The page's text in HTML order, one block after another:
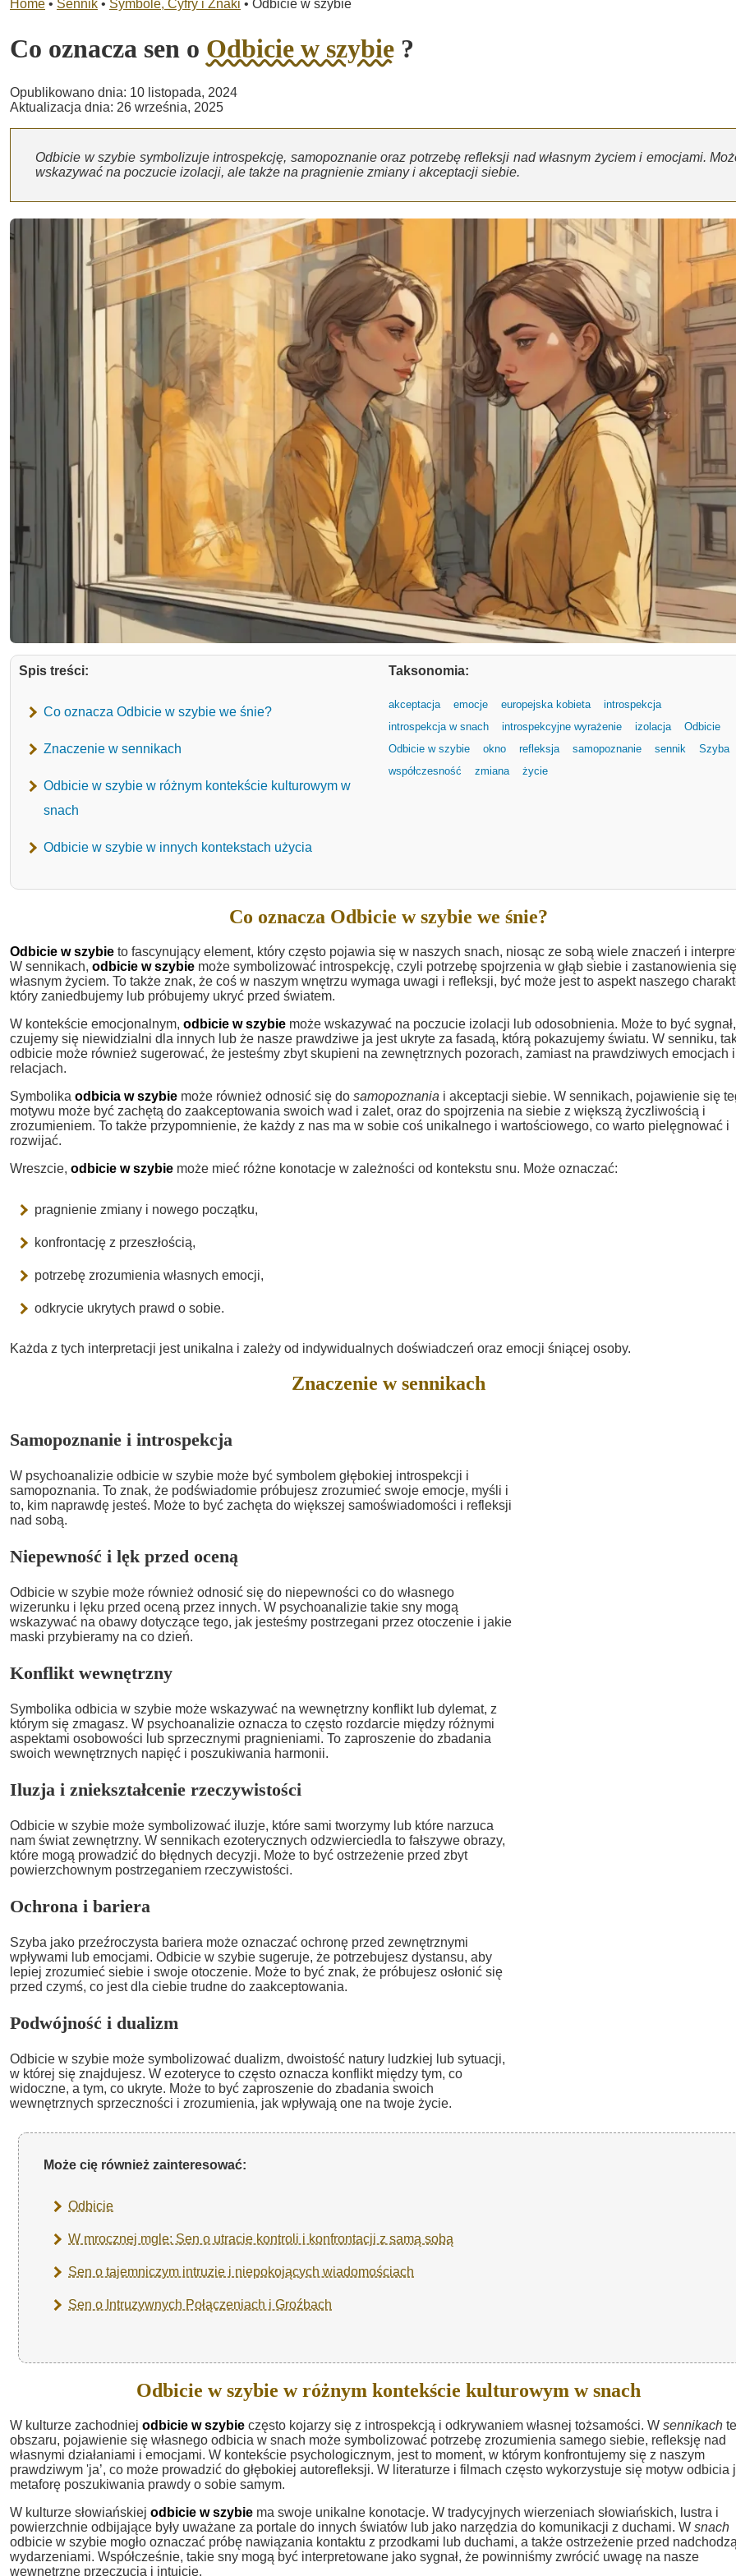
Home • Sennik • Symbole, Cyfry i Znaki • Odbicie w szybie
Co oznacza sen o Odbicie w szybie ?
Opublikowano dnia: 10 listopada, 2024
Aktualizacja dnia: 26 września, 2025
Odbicie w szybie symbolizuje introspekcję, samopoznanie oraz potrzebę refleksji nad własnym życiem i emocjami.
wskazywać na poczucie izolacji, ale także na pragnienie zmiany i akceptacji siebie.
Spis treści:
Co oznacza Odbicie w szybie we śnie?
Znaczenie w sennikach
Odbicie w szybie w różnym kontekście kulturowym w
snach
Odbicie w szybie w innych kontekstach użycia
Taksonomia:
akceptacja emocje europejska kobieta
introspekcja
introspekcja w snach
introspekcyjne wyrażenie izolacja
Odbicie
Odbicie w szybie
okno refleksja samopoznanie sennik
Szyba
współczesność
zmiana życie
Co oznacza Odbicie w szybie we śnie?
Odbicie w szybie to fascynujący element, który często pojawia się w naszych snach, niosąc ze sobą wiele znaczeń i
W sennikach, odbicie w szybie może symbolizować introspekcję, czyli potrzebę spojrzenia w głąb siebie i zastanowienia
własnym życiem. To także znak, że coś w naszym wnętrzu wymaga uwagi i refleksji, być może jest to aspekt naszego
który zaniedbujemy lub próbujemy ukryć przed światem.
W kontekście emocjonalnym, odbicie w szybie może wskazywać na poczucie izolacji lub odosobnienia. Może to być
czujemy się niewidzialni dla innych lub że nasze prawdziwe ja jest ukryte za fasadą, którą pokazujemy światu. W senniku,
odbicie może również sugerować, że jesteśmy zbyt skupieni na zewnętrznych pozorach, zamiast na prawdziwych emocjach i
relacjach.
Symbolika odbicia w szybie może również odnosić się do samopoznania i akceptacji siebie. W sennikach, pojawienie się
motywu może być zachętą do zaakceptowania swoich wad i zalet, oraz do spojrzenia na siebie z większą życzliwością i
zrozumieniem. To także przypomnienie, że każdy z nas ma w sobie coś unikalnego i wartościowego, co warto pielęgnować i
rozwijać.
Wreszcie, odbicie w szybie może mieć różne konotacje w zależności od kontekstu snu. Może oznaczać:
pragnienie zmiany i nowego początku,
konfrontację z przeszłością,
potrzebę zrozumienia własnych emocji,
odkrycie ukrytych prawd o sobie.
Każda z tych interpretacji jest unikalna i zależy od indywidualnych doświadczeń oraz emocji śniącej osoby.
Znaczenie w sennikach
Samopoznanie i introspekcja
W psychoanalizie odbicie w szybie może być symbolem głębokiej introspekcji i
samopoznania. To znak, że podświadomie próbujesz zrozumieć swoje emocje, myśli i
to, kim naprawdę jesteś. Może to być zachęta do większej samoświadomości i refleksji
nad sobą.
Niepewność i lęk przed oceną
Odbicie w szybie może również odnosić się do niepewności co do własnego
wizerunku i lęku przed oceną przez innych. W psychoanalizie takie sny mogą
wskazywać na obawy dotyczące tego, jak jesteśmy postrzegani przez otoczenie i jakie
maski przybieramy na co dzień.
Konflikt wewnętrzny
Symbolika odbicia w szybie może wskazywać na wewnętrzny konflikt lub dylemat, z
którym się zmagasz. W psychoanalizie oznacza to często rozdarcie między różnymi
aspektami osobowości lub sprzecznymi pragnieniami. To zaproszenie do zbadania
swoich wewnętrznych napięć i poszukiwania harmonii.
Iluzja i zniekształcenie rzeczywistości
Odbicie w szybie może symbolizować iluzje, które sami tworzymy lub które narzuca
nam świat zewnętrzny. W sennikach ezoterycznych odzwierciedla to fałszywe obrazy,
które mogą prowadzić do błędnych decyzji. Może to być ostrzeżenie przed zbyt
powierzchownym postrzeganiem rzeczywistości.
Ochrona i bariera
Szyba jako przeźroczysta bariera może oznaczać ochronę przed zewnętrznymi
wpływami lub emocjami. Odbicie w szybie sugeruje, że potrzebujesz dystansu, aby
lepiej zrozumieć siebie i swoje otoczenie. Może to być znak, że próbujesz osłonić się
przed czymś, co jest dla ciebie trudne do zaakceptowania.
Podwójność i dualizm
Odbicie w szybie może symbolizować dualizm, dwoistość natury ludzkiej lub sytuacji,
w której się znajdujesz. W ezoteryce to często oznacza konflikt między tym, co
widoczne, a tym, co ukryte. Może to być zaproszenie do zbadania swoich
wewnętrznych sprzeczności i zrozumienia, jak wpływają one na twoje życie.
Może cię również zainteresować:
Odbicie
W mrocznej mgle: Sen o utracie kontroli i konfrontacji z samą sobą
Sen o tajemniczym intruzie i niepokojących wiadomościach
Sen o Intruzywnych Połączeniach i Groźbach
Odbicie w szybie w różnym kontekście kulturowym w snach
W kulturze zachodniej odbicie w szybie często kojarzy się z introspekcją i odkrywaniem własnej tożsamości. W sennikach
obszaru, pojawienie się własnego odbicia w snach może symbolizować potrzebę zrozumienia samego siebie, refleksję nad
własnymi działaniami i emocjami. W kontekście psychologicznym, jest to moment, w którym konfrontujemy się z naszym
prawdziwym 'ja’, co może prowadzić do głębokiej autorefleksji. W literaturze i filmach często wykorzystuje się motyw odbicia
metaforę poszukiwania prawdy o sobie samym.
W kulturze słowiańskiej odbicie w szybie ma swoje unikalne konotacje. W tradycyjnych wierzeniach słowiańskich, lustra i
powierzchnie odbijające były uważane za portale do innych światów lub jako narzędzia do komunikacji z duchami. W snach
odbicie w szybie mogło oznaczać próbę nawiązania kontaktu z przodkami lub duchami, a także ostrzeżenie przed
wydarzeniami. Współcześnie, takie sny mogą być interpretowane jako sygnał, że powinniśmy zwrócić uwagę na nasze
wewnętrzne przeczucia i intuicję.